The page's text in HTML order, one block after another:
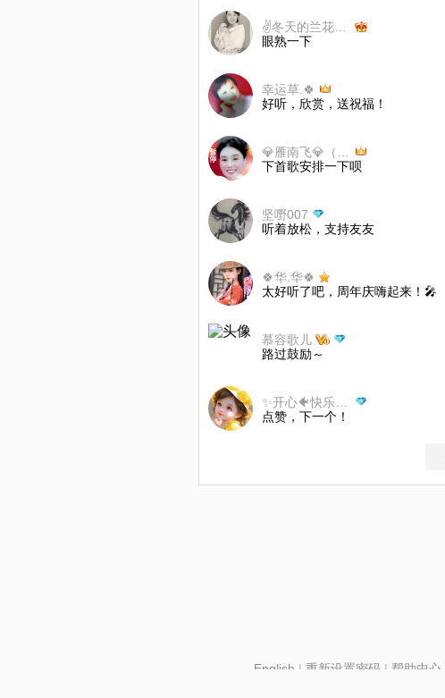
眼熟一下
幸运草.🍀
好听，欣赏，送祝福！
下首歌安排一下呗
坚嘢007
听着放松，支持友友
🍀华.华🍀
太好听了吧，周年庆嗨起来！🎤
慕容歌儿
路过鼓励～
点赞，下一个！
English | 重新设置密码| 帮助中心